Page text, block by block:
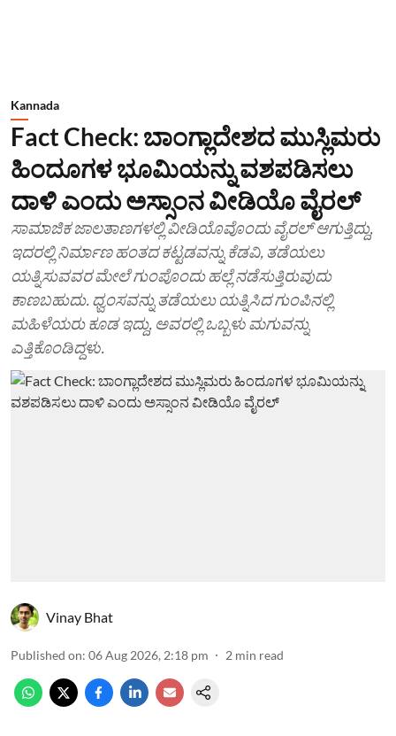
Kannada
Fact Check: ಬಾಂಗ್ಲಾದೇಶದ ಮುಸ್ಲಿಮರು
ಹಿಂದೂಗಳ ಭೂಮಿಯನ್ನು ವಶಪಡಿಸಲು
ದಾಳಿ ಎಂದು ಅಸ್ಸಾಂನ ವೀಡಿಯೊ ವೈರಲ್
ಸಾಮಾಜಿಕ ಜಾಲತಾಣಗಳಲ್ಲಿ ವೀಡಿಯೊವೊಂದು ವೈರಲ್ ಆಗುತ್ತಿದ್ದು,
ಇದರಲ್ಲಿ ನಿರ್ಮಾಣ ಹಂತದ ಕಟ್ಟಡವನ್ನು ಕೆಡವಿ, ತಡೆಯಲು
ಯತ್ನಿಸುವವರ ಮೇಲೆ ಗುಂಪೊಂದು ಹಲ್ಲೆ ನಡೆಸುತ್ತಿರುವುದು
ಕಾಣಬಹುದು. ಧ್ವಂಸವನ್ನು ತಡೆಯಲು ಯತ್ನಿಸಿದ ಗುಂಪಿನಲ್ಲಿ
ಮಹಿಳೆಯರು ಕೂಡ ಇದ್ದು, ಅವರಲ್ಲಿ ಒಬ್ಬಳು ಮಗುವನ್ನು
ಎತ್ತಿಕೊಂಡಿದ್ದಳು.
Vinay Bhat
Published on: 06 Aug 2026, 2:18 pm 2 min read